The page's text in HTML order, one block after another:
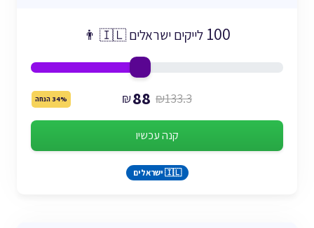
100 לייקים ישראלים 🇮🇱 👨
₪88 ₪133.3 34% הנחה
קנה עכשיו
🇮🇱 ישראלים